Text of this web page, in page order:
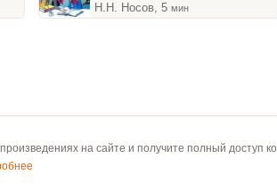
Н.Н. Носов, 5мин
на сайте и получите полный доступ ко